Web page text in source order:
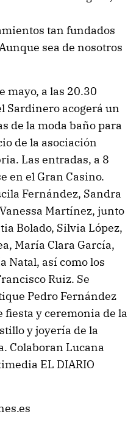
tan fundados
sea de nosotros
mayo, a las 20.30
Sardinero acogerá un
de la moda baño para
de la asociación
Las entradas, a 8
en el Gran Casino.
Fernández, Sandra
Martínez, junto
Bolado, Silvia López,
María Clara García,
Natal, así como los
Ruiz. Se
Pedro Fernández
fiesta y ceremonia de la
y joyería de la
Colaboran Lucana
EL DIARIO